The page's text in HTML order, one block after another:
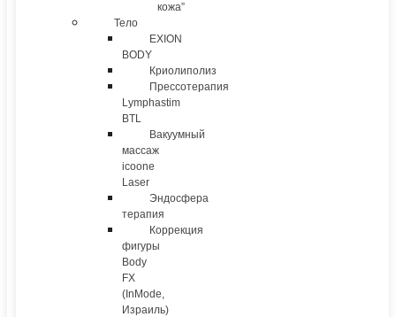
кожа”
Тело
EXION
BODY
Криолиполиз
Прессотерапия
Lymphastim
BTL
Вакуумный
массаж
icoone
Laser
Эндосфера
терапия
Коррекция
фигуры
Body
FX
(InMode,
Израиль)